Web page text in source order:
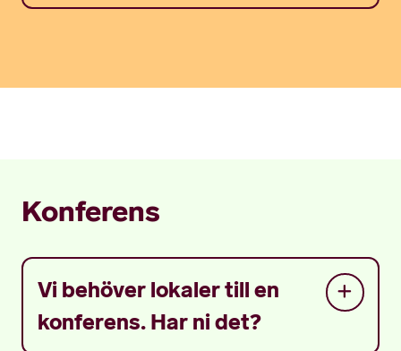
Konferens
Vi behöver lokaler till en
konferens. Har ni det?